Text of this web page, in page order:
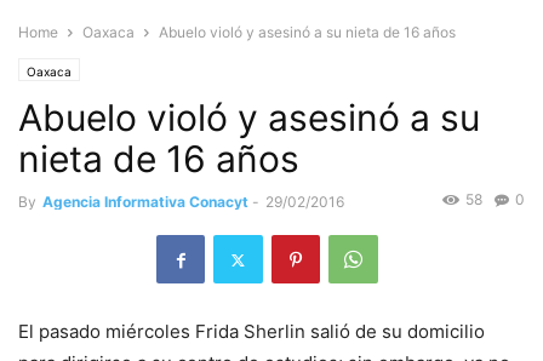
Home Oaxaca Abuelo violó y asesinó a su nieta de 16 años
Oaxaca
Abuelo violó y asesinó a su
nieta de 16 años
By Agencia Informativa Conacyt - 29/02/2016 0
58
El pasado miércoles Frida Sherlin salió de su domicilio